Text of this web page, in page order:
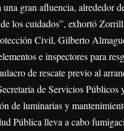
una gran afluencia, alrededor
los cuidados”, exhortó
Civil, Gilberto
e inspectores para
de rescate previo al
de Servicios
de luminarias y
Pública lleva a cabo